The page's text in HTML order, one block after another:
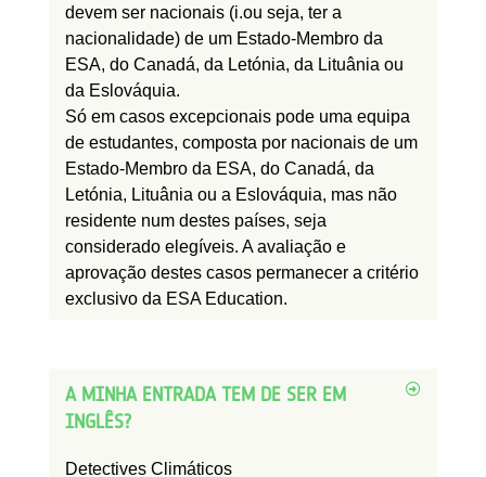
devem ser nacionais (i.ou seja, ter a
nacionalidade) de um Estado-Membro da
ESA, do Canadá, da Letónia, da Lituânia ou
da Eslováquia.
Só em casos excepcionais pode uma equipa
de estudantes, composta por nacionais de um
Estado-Membro da ESA, do Canadá, da
Letónia, Lituânia ou a Eslováquia, mas não
residente num destes países, seja
considerado elegíveis. A avaliação e
aprovação destes casos permanecer a critério
exclusivo da ESA Education.
A MINHA ENTRADA TEM DE SER EM
INGLÊS?
Detectives Climáticos